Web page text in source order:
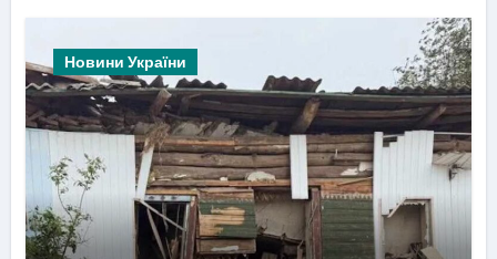
Новини України